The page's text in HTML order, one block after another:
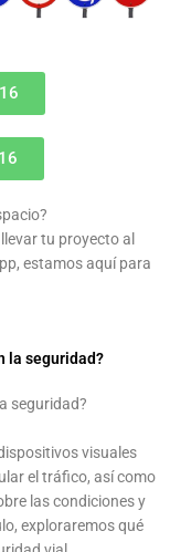
tu proyecto al
estamos aquí para
la seguridad?
seguridad?
visuales
el tráfico, así como
las condiciones y
exploraremos qué